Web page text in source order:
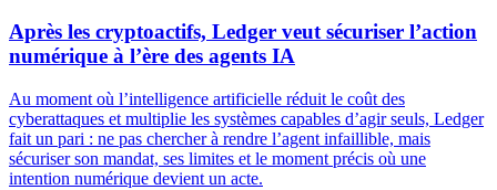
Après les cryptoactifs, Ledger veut sécuriser l’action
numérique à l’ère des agents IA
Au moment où l’intelligence artificielle réduit le coût des
cyberattaques et multiplie les systèmes capables d’agir seuls, Ledger
fait un pari : ne pas chercher à rendre l’agent infaillible, mais
sécuriser son mandat, ses limites et le moment précis où une
intention numérique devient un acte.